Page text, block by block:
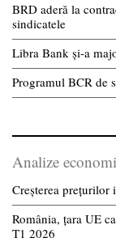
BRD aderă la
sindicatele
Libra Bank și-a
Programul BCR de
Analize
Creșterea
România, țara UE
T1 2026